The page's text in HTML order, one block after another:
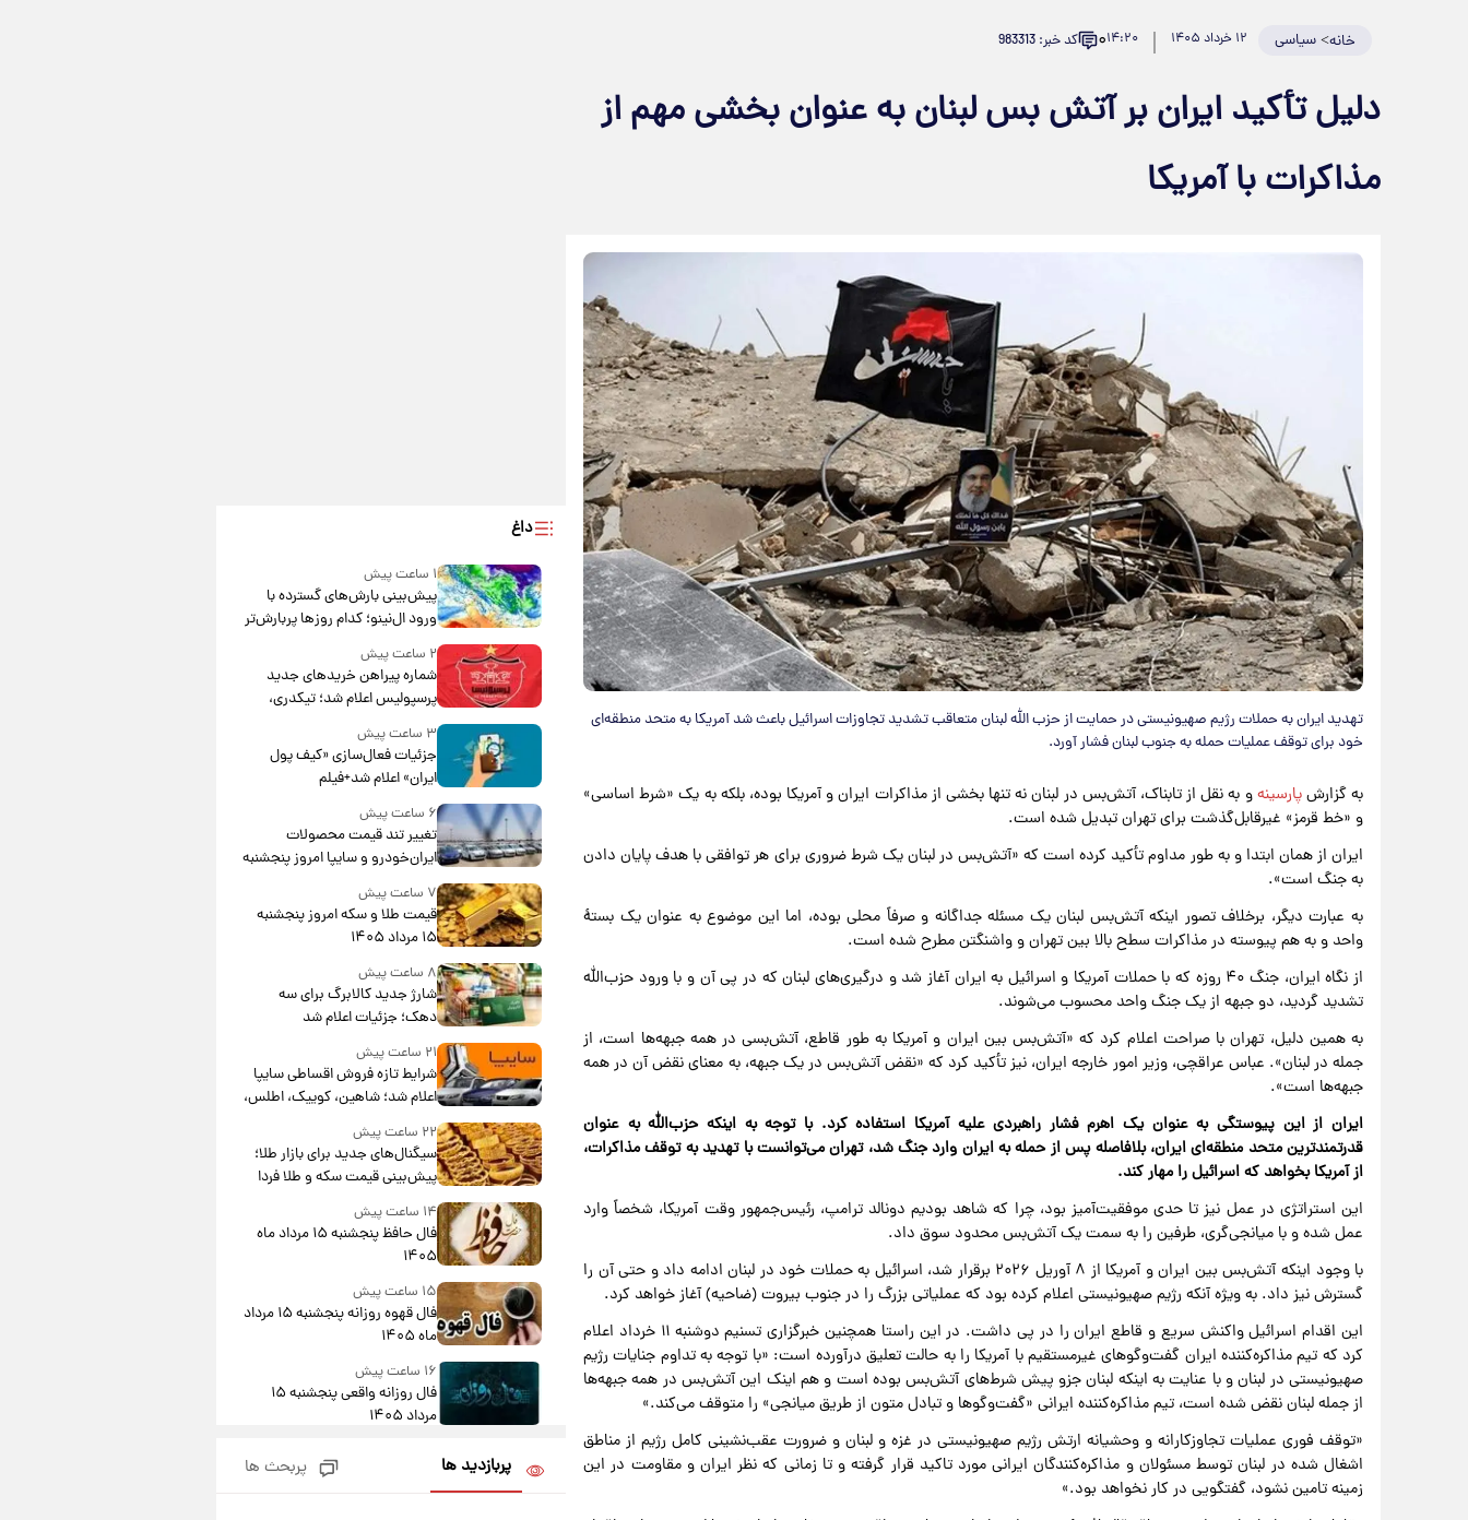
خانه>سیاسی ۱۲ خرداد ۱۴۰۵ ۱۴:۲۰۰ کد خبر: 983313
دلیل تأکید ایران بر آتش بس لبنان به عنوان بخشی مهم از
مذاکرات با آمریکا
تهدید ایران به حملات رژیم صهیونیستی در حمایت از حزب الله لبنان متعاقب تشدید تجاوزات اسرائیل باعث شد آمریکا به متحد منطقه‌ای
خود برای توقف عملیات حمله به جنوب لبنان فشار آورد.
به گزارشپارسینهو به نقل از تابناک، آتش‌بس در لبنان نه تنها بخشی از مذاکرات ایران و آمریکا بوده، بلکه به یک «شرط اساسی»
و «خط قرمز» غیرقابل‌گذشت برای تهران تبدیل شده است.
ایران از همان ابتدا و به طور مداوم تأکید کرده است که «آتش‌بس در لبنان یک شرط ضروری برای هر توافقی با هدف پایان دادن
به جنگ است».
به عبارت دیگر، برخلاف تصور اینکه آتش‌بس لبنان یک مسئله جداگانه و صرفاً محلی بوده، اما این موضوع به عنوان یک بستهٔ
واحد و به هم پیوسته در مذاکرات سطح بالا بین تهران و واشنگتن مطرح شده است.
از نگاه ایران، جنگ ۴۰ روزه که با حملات آمریکا و اسرائیل به ایران آغاز شد و درگیری‌های لبنان که در پی آن و با ورود حزب‌الله
تشدید گردید، دو جبهه از یک جنگ واحد محسوب می‌شوند.
به همین دلیل، تهران با صراحت اعلام کرد که «آتش‌بس بین ایران و آمریکا به طور قاطع، آتش‌بسی در همه جبهه‌ها است، از
جمله در لبنان». عباس عراقچی، وزیر امور خارجه ایران، نیز تأکید کرد که «نقض آتش‌بس در یک جبهه، به معنای نقض آن در همه
جبهه‌ها است».
ایران از این پیوستگی به عنوان یک اهرم فشار راهبردی علیه آمریکا استفاده کرد. با توجه به اینکه حزب‌الله به عنوان
قدرتمندترین متحد منطقه‌ای ایران، بلافاصله پس از حمله به ایران وارد جنگ شد، تهران می‌توانست با تهدید به توقف مذاکرات،
از آمریکا بخواهد که اسرائیل را مهار کند.
این استراتژی در عمل نیز تا حدی موفقیت‌آمیز بود، چرا که شاهد بودیم دونالد ترامپ، رئیس‌جمهور وقت آمریکا، شخصاً وارد
عمل شده و با میانجی‌گری، طرفین را به سمت یک آتش‌بس محدود سوق داد.
با وجود اینکه آتش‌بس بین ایران و آمریکا از ۸ آوریل ۲۰۲۶ برقرار شد، اسرائیل به حملات خود در لبنان ادامه داد و حتی آن را
گسترش نیز داد. به ویژه آنکه رژیم صهیونیستی اعلام کرده بود که عملیاتی بزرگ را در جنوب بیروت (ضاحیه) آغاز خواهد کرد.
این اقدام اسرائیل واکنش سریع و قاطع ایران را در پی داشت. در این راستا همچنین خبرگزاری تسنیم دوشنبه ۱۱ خرداد اعلام
کرد که تیم مذاکره‌کننده ایران گفت‌و‌گو‌های غیرمستقیم با آمریکا را به حالت تعلیق درآورده است: «با توجه به تداوم جنایات رژیم
صهیونیستی در لبنان و با عنایت به اینکه لبنان جزو پیش شرط‌های آتش‌بس بوده است و هم اینک این آتش‌بس در همه جبهه‌ها
از جمله لبنان نقض شده است، تیم مذاکره‌کننده ایرانی «گفت‌و‌گو‌ها و تبادل متون از طریق میانجی» را متوقف می‌کند.»
«توقف فوری عملیات تجاوزکارانه و وحشیانه ارتش رژیم صهیونیستی در غزه و لبنان و ضرورت عقب‌نشینی کامل رژیم از مناطق
اشغال شده در لبنان توسط مسئولان و مذاکره‌کنندگان ایرانی مورد تاکید قرار گرفته و تا زمانی که نظر ایران و مقاومت در این
زمینه تامین نشود، گفتگویی در کار نخواهد بود.»
داغ
۱ ساعت پیش
پیش‌بینی بارش‌های گسترده با
ورود ال‌نینو؛ کدام روزها پربارش‌تر
۲ ساعت پیش
شماره پیراهن خریدهای جدید
پرسپولیس اعلام شد؛ تیکدری،
۳ ساعت پیش
جزئیات فعال‌سازی «کیف پول
ایران» اعلام شد+فیلم
۶ ساعت پیش
تغییر تند قیمت محصولات
ایران‌خودرو و سایپا امروز پنجشنبه
۱۵ مرداد ۱۴۰۵ +جدول
۷ ساعت پیش
قیمت طلا و سکه امروز پنجشنبه
۱۵ مرداد ۱۴۰۵
۸ ساعت پیش
شارژ جدید کالابرگ برای سه
دهک؛ جزئیات اعلام شد
۲۱ ساعت پیش
شرایط تازه فروش اقساطی سایپا
اعلام شد؛ شاهین، کوییک، اطلس،
جدول
۲۲ ساعت پیش
سیگنال‌های جدید برای بازار طلا؛
پیش‌بینی قیمت سکه و طلا فردا
۱۴ ساعت پیش
فال حافظ پنجشنبه ۱۵ مرداد ماه
۱۴۰۵
۱۵ ساعت پیش
فال قهوه روزانه پنجشنبه ۱۵ مرداد
ماه ۱۴۰۵
۱۶ ساعت پیش
فال روزانه واقعی پنجشنبه ۱۵
مرداد ۱۴۰۵
ارزش سهام عدالت برای امروز
چهارشنبه ۱۴ مرداد + جدول
پربازدید ها پربحث ها